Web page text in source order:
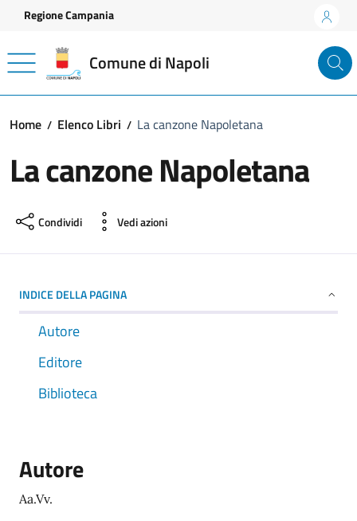
Vai ai contenuti
Vai al footer
Regione Campania
Comune di Napoli
Home Elenco Libri La canzone Napoletana
La canzone Napoletana
Condividi Vedi azioni
INDICE DELLA PAGINA
Autore
Editore
Biblioteca
Autore
Aa.Vv.